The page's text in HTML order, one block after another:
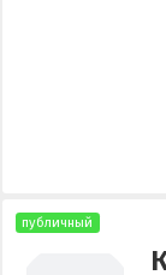
публичный